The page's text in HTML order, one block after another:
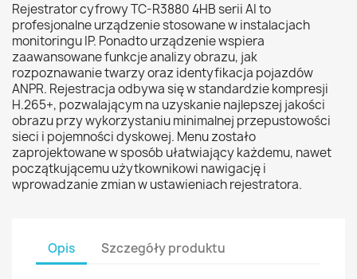
Rejestrator cyfrowy TC-R3880 4HB serii AI to
profesjonalne urządzenie stosowane w instalacjach
monitoringu IP. Ponadto urządzenie wspiera
zaawansowane funkcje analizy obrazu, jak
rozpoznawanie twarzy oraz identyfikacja pojazdów
ANPR. Rejestracja odbywa się w standardzie kompresji
H.265+, pozwalającym na uzyskanie najlepszej jakości
obrazu przy wykorzystaniu minimalnej przepustowości
sieci i pojemności dyskowej. Menu zostało
zaprojektowane w sposób ułatwiający każdemu, nawet
początkującemu użytkownikowi nawigację i
wprowadzanie zmian w ustawieniach rejestratora.
Opis Szczegóły produktu